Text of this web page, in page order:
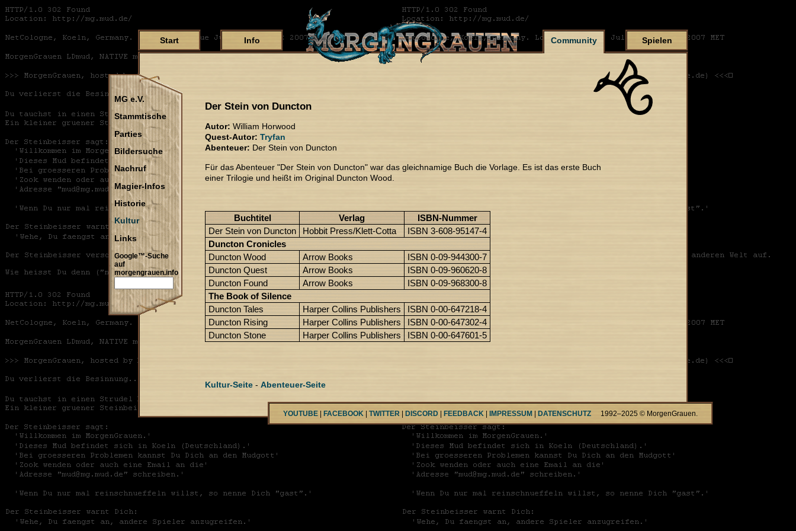
Start Info Community Spielen
MG e.V.
Stammtische
Parties
Bildersuche
Nachruf
Magier-Infos
Historie
Kultur
Links
Google™-Suche
auf
morgengrauen.info
Der Stein von Duncton
Autor: William Horwood
Quest-Autor: Tryfan
Abenteuer: Der Stein von Duncton
Für das Abenteuer "Der Stein von Duncton" war das gleichnamige Buch die Vorlage. Es ist das erste Buch
einer Trilogie und heißt im Original Duncton Wood.
Buchtitel Verlag
ISBN-Nummer
Der Stein von Duncton
Hobbit Press/Klett-Cotta
ISBN 3-608-95147-4
Duncton Cronicles
Duncton Wood
Arrow Books
ISBN 0-09-944300-7
Duncton Quest
Arrow Books
ISBN 0-09-960620-8
Duncton Found
Arrow Books
ISBN 0-09-968300-8
The Book of Silence
Duncton Tales
Harper Collins Publishers
ISBN 0-00-647218-4
Duncton Rising
Harper Collins Publishers
ISBN 0-00-647302-4
Duncton Stone
Harper Collins Publishers ISBN 0-00-647601-5
Kultur-Seite - Abenteuer-Seite
YOUTUBE FACEBOOK TWITTER DISCORD FEEDBACK IMPRESSUM DATENSCHUTZ 1992–2025 © MorgenGrauen.